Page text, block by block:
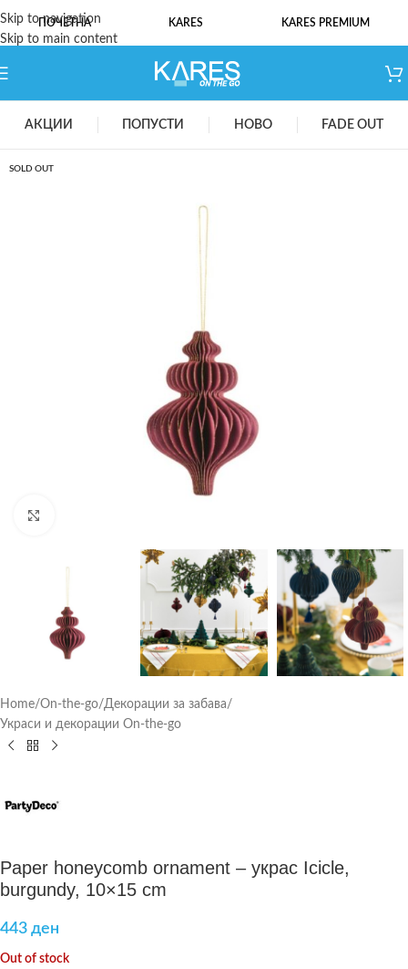
Skip to navigation
Skip to main content
ПОЧЕТНА KARES KARES PREMIUM
АКЦИИ ПОПУСТИ НОВО FADE OUT
SOLD OUT
Home/On-the-go/Декорации за забава/
Украси и декорации On-the-go
Paper honeycomb ornament – украс Icicle,
burgundy, 10×15 cm
443 ден
Out of stock